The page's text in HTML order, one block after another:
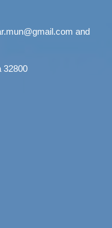
and
32800